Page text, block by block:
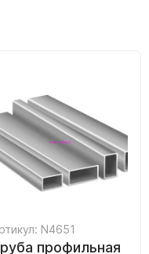
N4651
профильная